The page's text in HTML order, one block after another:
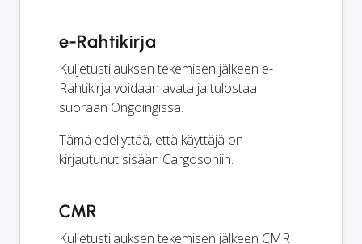
e-Rahtikirja
Kuljetustilauksen tekemisen jälkeen e-
Rahtikirja voidaan avata ja tulostaa
suoraan Ongoingissa.
Tämä edellyttää, että käyttäjä on
kirjautunut sisään Cargosoniin.
CMR
Kuljetustilauksen tekemisen jälkeen CMR